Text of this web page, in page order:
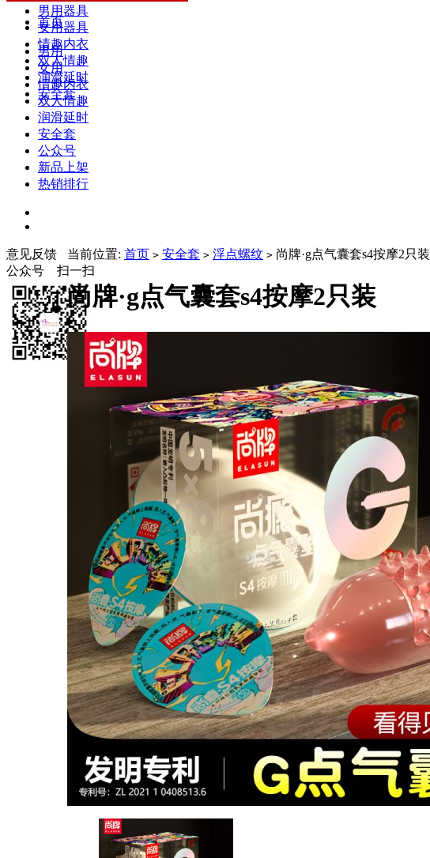
男用器具
女用器具
情趣内衣
双人情趣
润滑延时
安全套
首页
男用
女用
情趣内衣
双人情趣
润滑延时
安全套
公众号
新品上架
热销排行
当前位置: 首页 > 安全套 > 浮点螺纹 > 尚牌·g点气囊套s4按摩2只装
尚牌·g点气囊套s4按摩2只装
意见反馈
公众号 扫一扫